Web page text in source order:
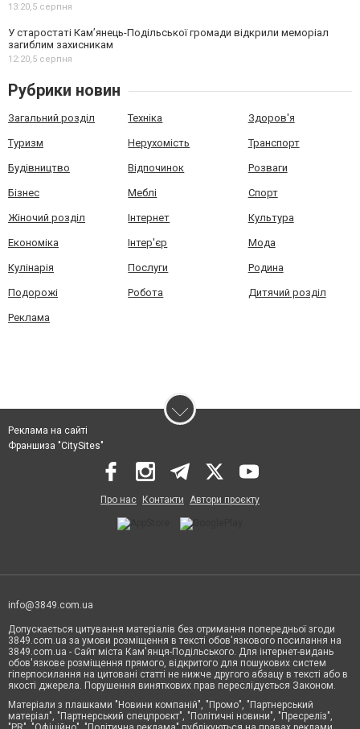
13:20,5 серпня
У старостаті Кам’янець-Подільської громади відкрили меморіал
загиблим захисникам
12:20,5 серпня
Рубрики новин
Загальний розділ Техніка Здоров'я
Туризм Нерухомість Транспорт
Будівництво Відпочинок Розваги
Бізнес Меблі Спорт
Жіночий розділ Інтернет Культура
Економіка Інтер'єр Мода
Кулінарія Послуги Родина
Подорожі Робота Дитячий розділ
Реклама
Реклама на сайті
Франшиза "CitySites"
Про нас Контакти Автори проєкту
info@3849.com.ua
Допускається цитування матеріалів без отримання попередньої згоди
3849.com.ua за умови розміщення в тексті обов'язкового посилання на
3849.com.ua - Сайт міста Кам'янця-Подільського. Для інтернет-видань
обов'язкове розміщення прямого, відкритого для пошукових систем
гіперпосилання на цитовані статті не нижче другого абзацу в тексті або в
якості джерела. Порушення виняткових прав переслідується Законом.
Матеріали з плашками "Новини компаній", "Промо", "Партнерський
матеріал", "Партнерський спецпроєкт", "Політичні новини", "Пресреліз",